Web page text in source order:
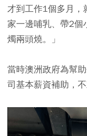
才到工作1個多月，
家一邊哺乳、帶2個
燭兩頭燒。」
當時澳洲政府為幫
司基本薪資補助，